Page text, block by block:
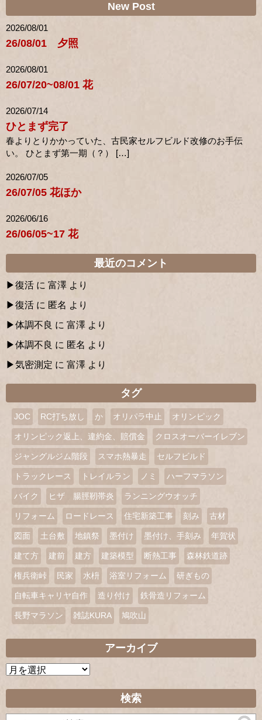
New Post
2026/08/01
26/08/01 夕照
2026/08/01
26/07/20~08/01 花
2026/07/14
ひとまず完了
春よりとりかかっていた、古民家セルフビルド改修のお手伝
い。 ひとまず第一期（？） […]
2026/07/05
26/07/05 花ほか
2026/06/16
26/06/05~17 花
最近のコメント
復活 に 富澤 より
復活 に 匿名 より
体調不良 に 富澤 より
体調不良 に 匿名 より
気密測定 に 富澤 より
タグ
JOC RC打ち放し か オリパラ中止 オリンピック
オリンピック返上、違約金、賠償金 クロスオーバーイレブン
ジャングルジム階段 スマホ熱暴走 セルフビルド
トラックレース トレイルラン ノミ ハーフマラソン
バイク ヒザ 腸脛靭帯炎 ランニングウオッチ
リフォーム ロードレース 住宅新築工事 刻み 古材
図面 土台敷 地鎮祭 墨付け 墨付け、手刻み 年賀状
建て方 建前 建方 建築模型 断熱工事 森林鉄道跡
権兵衛峠 民家 水枡 浴室リフォーム 研ぎもの
自転車キャリヤ自作 造り付け 鉄骨造リフォーム
長野マラソン 雑誌KURA 鳩吹山
アーカイブ
ア
イ
検索